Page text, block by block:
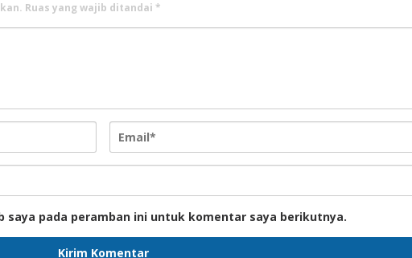
Ruas yang wajib ditandai *
saya pada peramban ini untuk komentar saya berikutnya.